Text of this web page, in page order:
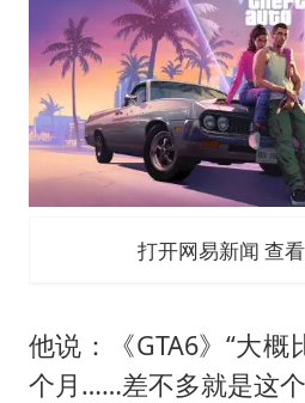
BLG经
曹颖儿
打开网易新闻 查
他说：《GTA6》“大
个月……差不多就是这